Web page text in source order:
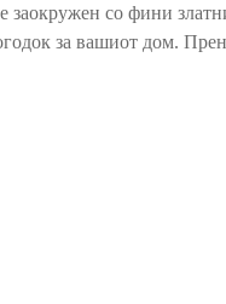
заокружен со фини
за вашиот дом.